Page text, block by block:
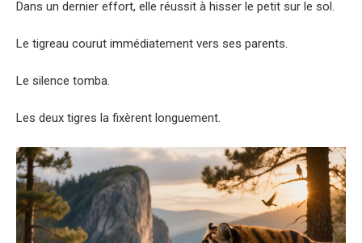
Dans un dernier effort, elle réussit à hisser le petit sur le sol.
Le tigreau courut immédiatement vers ses parents.
Le silence tomba.
Les deux tigres la fixèrent longuement.